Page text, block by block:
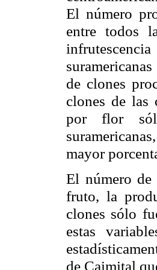
El número
entre todos
suramericanas
de clones
clones de las
por flor
mayor
El número de
fruto, la
clones sólo
estas
de Caimital